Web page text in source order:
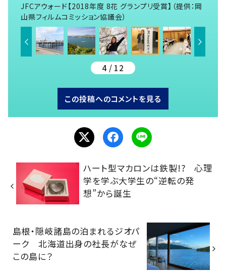
JFCアウォード【2018年度 8花 グランプリ受賞】（提供：岡
山県フィルムコミッション協議会）
4 / 12
この投稿へのコメントを見る
ハート型マカロンは鉄製!? 心理
学を学ぶ大学生の“逆転の発
想”から誕生
島根・隠岐諸島の泊まれるジオパ
ーク 北海道出身の社長がなぜ
この島に？